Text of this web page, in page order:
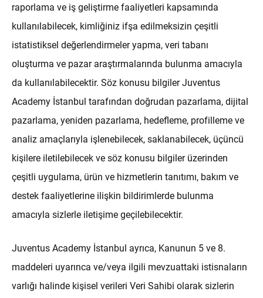
raporlama ve iş geliştirme faaliyetleri kapsamında
kullanılabilecek, kimliğiniz ifşa edilmeksizin çeşitli
istatistiksel değerlendirmeler yapma, veri tabanı
oluşturma ve pazar araştırmalarında bulunma amacıyla
da kullanılabilecektir. Söz konusu bilgiler Juventus
Academy İstanbul tarafından doğrudan pazarlama, dijital
pazarlama, yeniden pazarlama, hedefleme, profilleme ve
analiz amaçlarıyla işlenebilecek, saklanabilecek, üçüncü
kişilere iletilebilecek ve söz konusu bilgiler üzerinden
çeşitli uygulama, ürün ve hizmetlerin tanıtımı, bakım ve
destek faaliyetlerine ilişkin bildirimlerde bulunma
amacıyla sizlerle iletişime geçilebilecektir.
Juventus Academy İstanbul ayrıca, Kanunun 5 ve 8.
maddeleri uyarınca ve/veya ilgili mevzuattaki istisnaların
varlığı halinde kişisel verileri Veri Sahibi olarak sizlerin